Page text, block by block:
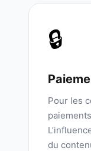
🔒
Pour les
du